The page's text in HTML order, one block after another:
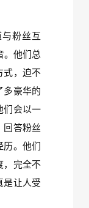
粉丝互
。他们总
式，迫不
多豪华的
们会以一
回答粉丝
历。他们
，完全不
是让人受